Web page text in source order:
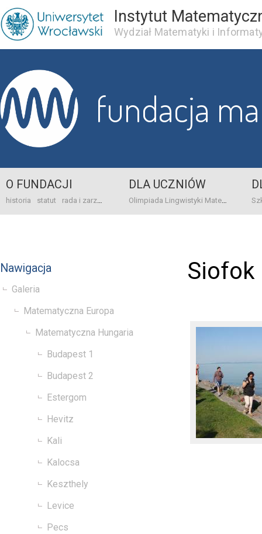
Instytut
Wydział Matematyki i
fundacja
O FUNDACJI
historia statut rada i zarząd dane bankowo-adresowe kontakt
DLA UCZNIÓW
Olimpiada Lingwistyki Matematycznej
Nawigacja
Galeria
Matematyczna Europa
Matematyczna Hungaria
Budapest 1
Budapest 2
Estergom
Hevitz
Kali
Kalocsa
Keszthely
Levice
Pecs
Siofok